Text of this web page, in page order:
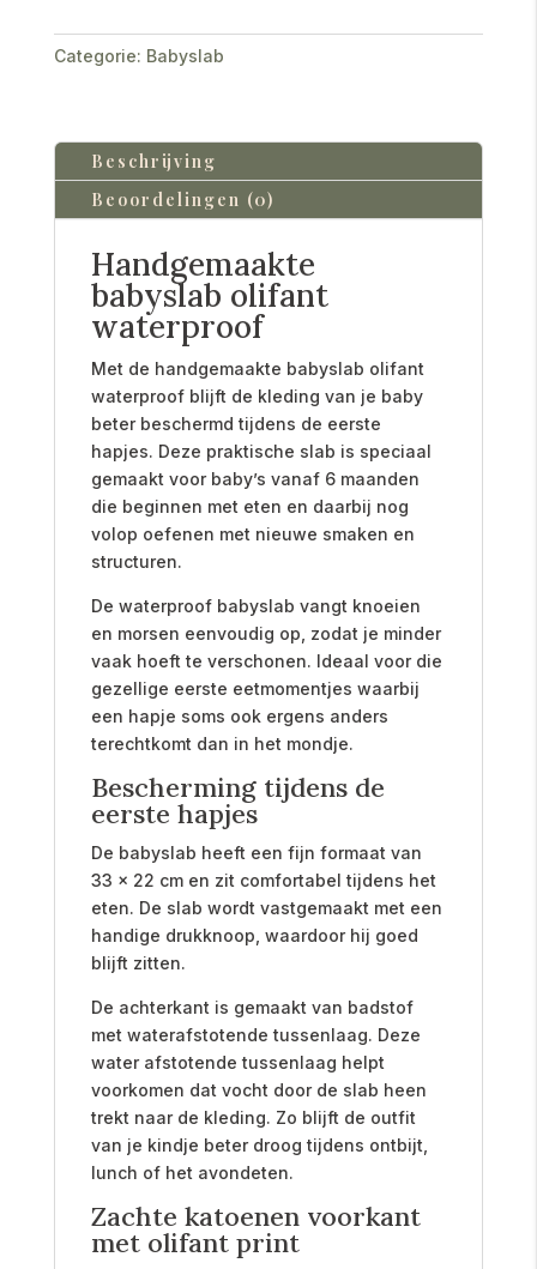
Categorie: Babyslab
Beschrijving
Beoordelingen (0)
Handgemaakte
babyslab olifant
waterproof
Met de handgemaakte babyslab olifant
waterproof blijft de kleding van je baby
beter beschermd tijdens de eerste
hapjes. Deze praktische slab is speciaal
gemaakt voor baby’s vanaf 6 maanden
die beginnen met eten en daarbij nog
volop oefenen met nieuwe smaken en
structuren.
De waterproof babyslab vangt knoeien
en morsen eenvoudig op, zodat je minder
vaak hoeft te verschonen. Ideaal voor die
gezellige eerste eetmomentjes waarbij
een hapje soms ook ergens anders
terechtkomt dan in het mondje.
Bescherming tijdens de
eerste hapjes
De babyslab heeft een fijn formaat van
33 x 22 cm en zit comfortabel tijdens het
eten. De slab wordt vastgemaakt met een
handige drukknoop, waardoor hij goed
blijft zitten.
De achterkant is gemaakt van badstof
met waterafstotende tussenlaag. Deze
water afstotende tussenlaag helpt
voorkomen dat vocht door de slab heen
trekt naar de kleding. Zo blijft de outfit
van je kindje beter droog tijdens ontbijt,
lunch of het avondeten.
Zachte katoenen voorkant
met olifant print